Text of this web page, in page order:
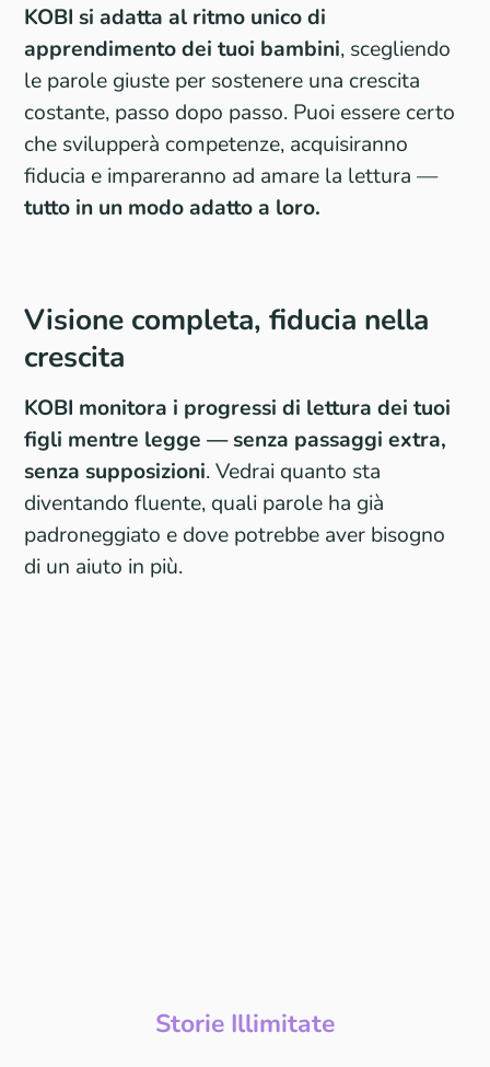
KOBI si adatta al ritmo unico di
apprendimento dei tuoi bambini, scegliendo
le parole giuste per sostenere una crescita
costante, passo dopo passo. Puoi essere certo
che svilupperà competenze, acquisiranno
fiducia e impareranno ad amare la lettura —
tutto in un modo adatto a loro.
Visione completa, fiducia nella
crescita
KOBI monitora i progressi di lettura dei tuoi
figli mentre legge — senza passaggi extra,
senza supposizioni. Vedrai quanto sta
diventando fluente, quali parole ha già
padroneggiato e dove potrebbe aver bisogno
di un aiuto in più.
Storie Illimitate